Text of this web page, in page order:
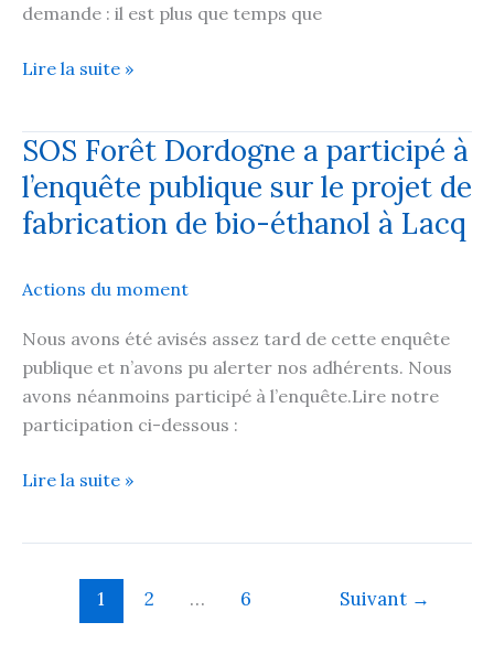
demande : il est plus que temps que
Abaissement
des
coupes
rases
en
:
Dordogne
sa
demande
Lire la suite »
SOS Forêt Dordogne a participé à
l’enquête publique sur le projet de
fabrication de bio-éthanol à Lacq
Actions du moment
Nous avons été avisés assez tard de cette enquête
publique et n’avons pu alerter nos adhérents. Nous
avons néanmoins participé à l’enquête.Lire notre
participation ci-dessous :
SOS
participé
Lire la suite »
1 2 … 6 Suivant →